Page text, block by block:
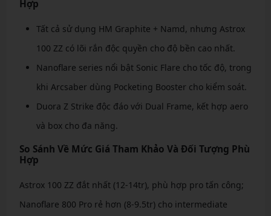
Hợp
Tất cả sử dụng HM Graphite + Namd, nhưng Astrox
100 ZZ có lõi rắn độc quyền cho độ bền cao nhất.
Nanoflare series nổi bật Sonic Flare cho tốc độ, trong
khi Arcsaber dùng Pocketing Booster cho kiểm soát.
Duora Z Strike độc đáo với Dual Frame, kết hợp aero
và box cho đa năng.
So Sánh Về Mức Giá Tham Khảo Và Đối Tượng Phù
Hợp
Astrox 100 ZZ đắt nhất (12-14tr), phù hợp pro tấn công;
Nanoflare 800 Pro rẻ hơn (8-9.5tr) cho intermediate